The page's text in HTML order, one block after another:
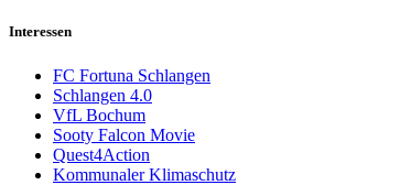
Interessen
FC Fortuna Schlangen
Schlangen 4.0
VfL Bochum
Sooty Falcon Movie
Quest4Action
Kommunaler Klimaschutz